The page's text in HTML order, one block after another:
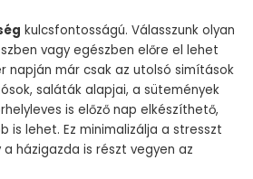
kulcsfontosságú. Válasszunk olyan
vagy egészben előre el lehet
napján már csak az utolsó simítások
saláták alapjai, a sütemények
is előző nap elkészíthető,
is lehet. Ez minimalizálja a stresszt
házigazda is részt vegyen az